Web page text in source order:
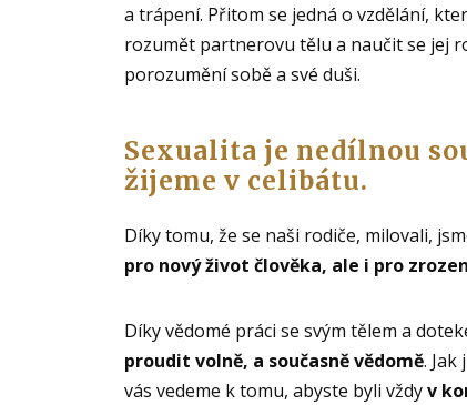
a trápení. Přitom se jedná o vzdělání,
rozumět partnerovu tělu a naučit se jej
porozumění sobě a své duši.
Sexualita je nedílnou
žijeme v celibátu.
Díky tomu, že se naši rodiče, milovali,
pro nový život člověka, ale i pro
Díky vědomé práci se svým tělem a
proudit volně, a současně vědomě. Jak
vás vedeme k tomu, abyste byli vždyv